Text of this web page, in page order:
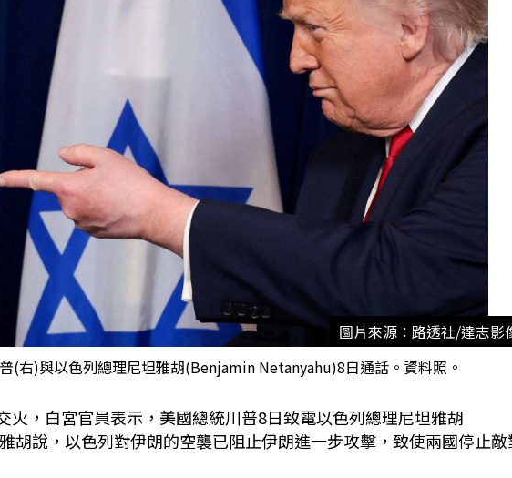
圖片來源：路透社/達志影
(右)與以色列總理尼坦雅胡(Benjamin Netanyahu)8日通話。資料照。
火，白宮官員表示，美國總統川普8日致電以色列總理尼坦雅胡
胡說，以色列對伊朗的空襲已阻止伊朗進一步攻擊，致使兩國停止敵